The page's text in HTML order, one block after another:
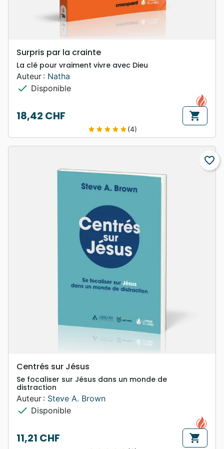
Surpris par la crainte
La clé pour vraiment vivre avec Dieu
Auteur : Natha
check Disponible
Prix
18,42 CHF shopping_cart
star star star star star(4)
favorite_border
Centrés sur Jésus
Se focaliser sur Jésus dans un monde de
distraction
Auteur : Steve A. Brown
check Disponible
Prix
11,21 CHF shopping_cart